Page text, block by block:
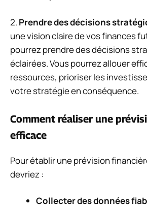
2. Prendre des décisions
une vision claire de vos finances
pourrez prendre des décisions
éclairées. Vous pourrez allouer
ressources, prioriser les
votre stratégie en conséquence.
Comment réaliser une
efficace
Pour établir une prévision
devriez :
Collecter des données